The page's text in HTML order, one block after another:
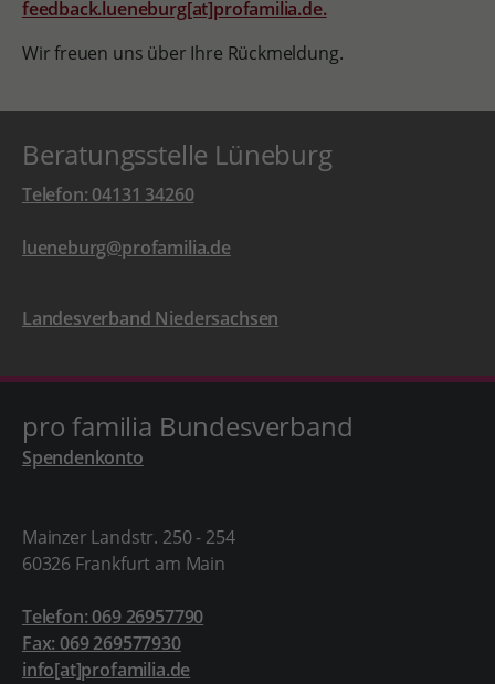
feedback.lueneburg[at]profamilia.de.
Wir freuen uns über Ihre Rückmeldung.
Beratungsstelle Lüneburg
Telefon: 04131 34260
lueneburg@profamilia.de
Landesverband Niedersachsen
pro familia Bundesverband
Spendenkonto
Mainzer Landstr. 250 - 254
60326 Frankfurt am Main
Telefon: 069 26957790
Fax: 069 269577930
info[at]profamilia.de